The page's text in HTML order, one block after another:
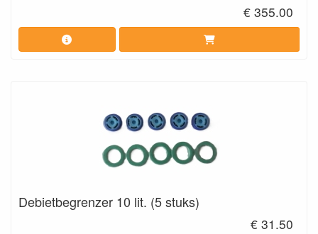
€ 355.00
Debietbegrenzer 10 lit. (5 stuks)
€ 31.50